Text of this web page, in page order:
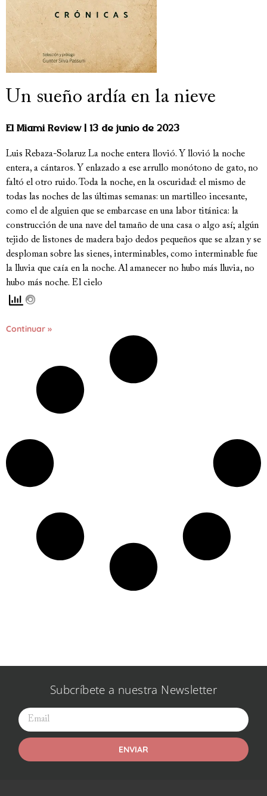
Un sueño ardía en la nieve
El Miami Review 13 de junio de 2023
Luis Rebaza-Solaruz La noche entera llovió. Y llovió la noche
entera, a cántaros. Y enlazado a ese arrullo monótono de gato, no
faltó el otro ruido. Toda la noche, en la oscuridad: el mismo de
todas las noches de las últimas semanas: un martilleo incesante,
como el de alguien que se embarcase en una labor titánica: la
construcción de una nave del tamaño de una casa o algo así; algún
tejido de listones de madera bajo dedos pequeños que se alzan y se
desploman sobre las sienes, interminables, como interminable fue
la lluvia que caía en la noche. Al amanecer no hubo más lluvia, no
hubo más noche. El cielo
Continuar »
Subcríbete a nuestra Newsletter
ENVIAR